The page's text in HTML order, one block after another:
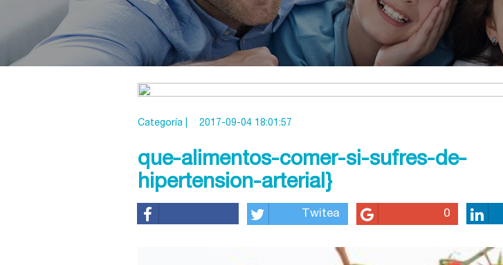
Categoría | 2017-09-04 18:01:57
que-alimentos-comer-si-sufres-de-
hipertension-arterial}
Twitea 0